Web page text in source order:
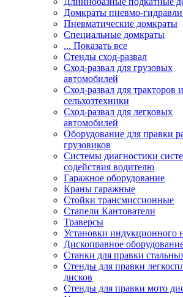
Домкраты пневмо-
Пневматические домкраты
Специальные домкраты
... Показать все
Стенды сход-развал
Сход-развал для грузовых
автомобилей
Сход-развал для тракторов и
сельхозтехники
Сход-развал для легковых
автомобилей
Оборудование для правки
грузовиков
Системы диагностики
содействия водителю
Гаражное оборудование
Краны гаражные
Стойки трансмиссионные
Стапели Кантователи
Траверсы
Установки индукционного
Дископравное
Станки для правки
Стенды для правки
дисков
Стенды для правки мото